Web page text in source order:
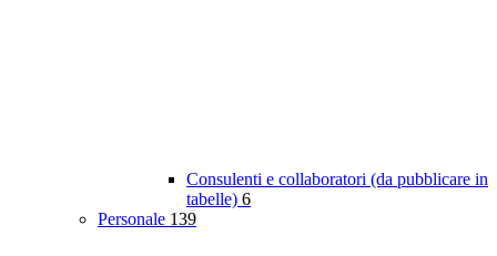
Consulenti e collaboratori (da pubblicare in
tabelle) 6
Personale 139